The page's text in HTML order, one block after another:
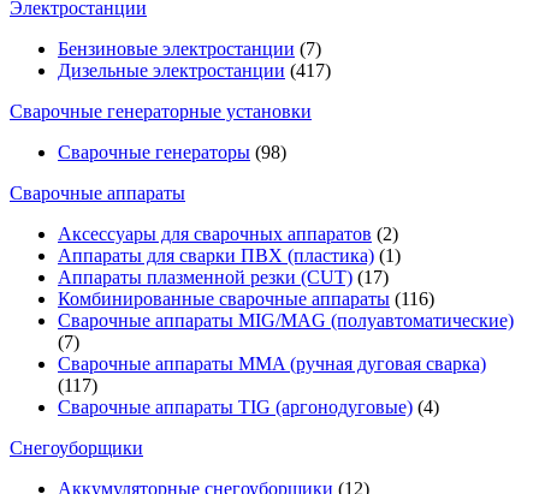
Электростанции
Бензиновые электростанции (7)
Дизельные электростанции (417)
Сварочные генераторные установки
Сварочные генераторы (98)
Сварочные аппараты
Аксессуары для сварочных аппаратов (2)
Аппараты для сварки ПВХ (пластика) (1)
Аппараты плазменной резки (CUT) (17)
Комбинированные сварочные аппараты (116)
Сварочные аппараты MIG/MAG (полуавтоматические)
(7)
Сварочные аппараты MMA (ручная дуговая сварка)
(117)
Сварочные аппараты TIG (аргонодуговые) (4)
Снегоуборщики
Аккумуляторные снегоуборщики (12)